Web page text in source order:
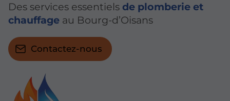
Des services essentiels de plomberie et
chauffage au Bourg-d’Oisans
Contactez-nous